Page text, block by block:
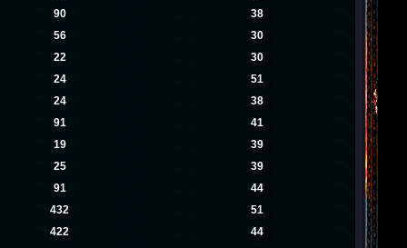
90
38
56
30
22
30
24
51
24
38
91
41
19
39
25
39
91
44
432
51
422
44